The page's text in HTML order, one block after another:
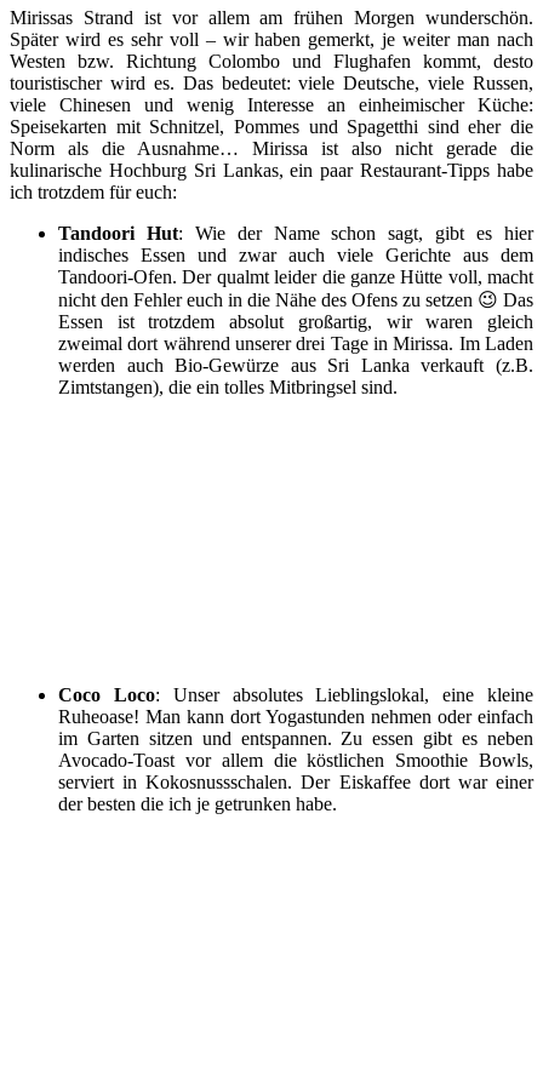
Mirissas Strand ist vor allem am frühen Morgen wunderschön.
Später wird es sehr voll – wir haben gemerkt, je weiter man nach
Westen bzw. Richtung Colombo und Flughafen kommt, desto
touristischer wird es. Das bedeutet: viele Deutsche, viele Russen,
viele Chinesen und wenig Interesse an einheimischer Küche:
Speisekarten mit Schnitzel, Pommes und Spagetthi sind eher die
Norm als die Ausnahme… Mirissa ist also nicht gerade die
kulinarische Hochburg Sri Lankas, ein paar Restaurant-Tipps habe
ich trotzdem für euch:
Tandoori Hut: Wie der Name schon sagt, gibt es hier
indisches Essen und zwar auch viele Gerichte aus dem
Tandoori-Ofen. Der qualmt leider die ganze Hütte voll, macht
nicht den Fehler euch in die Nähe des Ofens zu setzen 😉 Das
Essen ist trotzdem absolut großartig, wir waren gleich
zweimal dort während unserer drei Tage in Mirissa. Im Laden
werden auch Bio-Gewürze aus Sri Lanka verkauft (z.B.
Zimtstangen), die ein tolles Mitbringsel sind.
Coco Loco: Unser absolutes Lieblingslokal, eine kleine
Ruheoase! Man kann dort Yogastunden nehmen oder einfach
im Garten sitzen und entspannen. Zu essen gibt es neben
Avocado-Toast vor allem die köstlichen Smoothie Bowls,
serviert in Kokosnussschalen. Der Eiskaffee dort war einer
der besten die ich je getrunken habe.